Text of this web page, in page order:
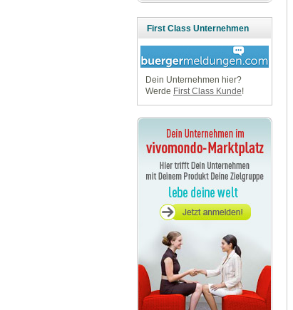
First Class Unternehmen
Dein Unternehmen hier?
Werde First Class Kunde!